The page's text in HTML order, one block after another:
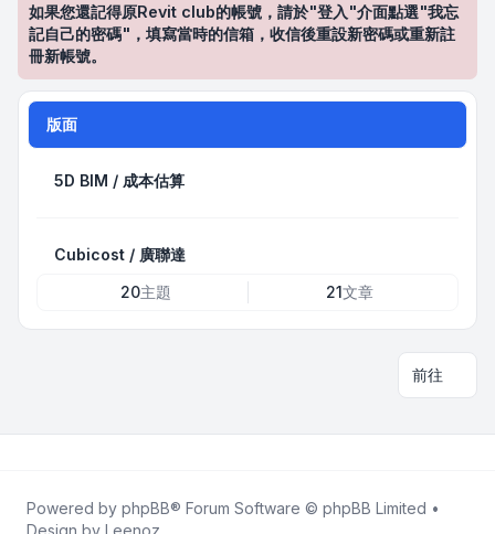
如果您還記得原Revit club的帳號，請於"登入"介面點選"我忘
記自己的密碼"，填寫當時的信箱，收信後重設新密碼或重新註
冊新帳號。
版面
5D BIM / 成本估算
Cubicost / 廣聯達
20主題 21文章
前往
Powered by phpBB® Forum Software © phpBB Limited •
Design by Leenoz